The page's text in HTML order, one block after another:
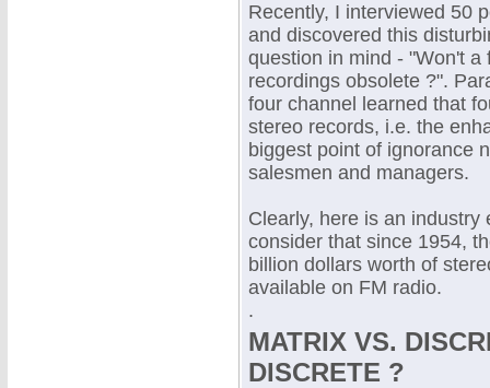
Recently, I interviewed 50
and discovered this
question in mind - "Won't
recordings obsolete ?".
four channel learned that
stereo records, i.e. the
biggest point of ignorance
salesmen and managers.
Clearly, here is an
consider that since 1954,
billion dollars worth of
available on FM radio.
.
MATRIX VS.
DISCRETE ?